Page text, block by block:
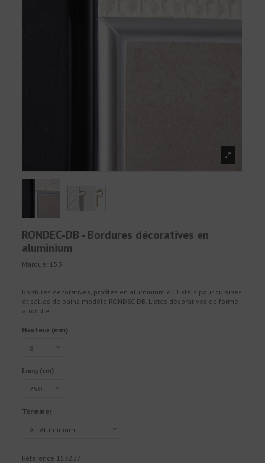
RONDEC-DB - Bordures décoratives en
aluminium
Marque: 153
Bordures décoratives, profilés en aluminium ou listels pour cuisines
et salles de bains modèle RONDEC-DB. Listes décoratives de forme
arrondie.
Hauteur (mm)
Long (cm)
Terminer
Référence 153237